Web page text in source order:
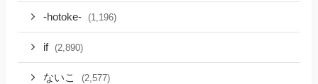
-hotoke- (1,196)
if (2,890)
ないこ (2,577)